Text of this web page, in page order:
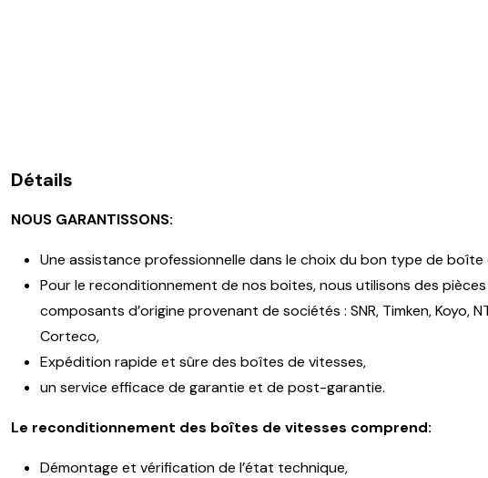
Détails
NOUS GARANTISSONS:
Une assistance professionnelle dans le choix du bon type de boîte
Pour le reconditionnement de nos boites, nous utilisons des
composants d’origine provenant de sociétés : SNR, Timken, Koyo,
Corteco,
Expédition rapide et sûre des boîtes de vitesses,
un service efficace de garantie et de post-garantie.
Le reconditionnement des boîtes de vitesses comprend:
Démontage et vérification de l’état technique,